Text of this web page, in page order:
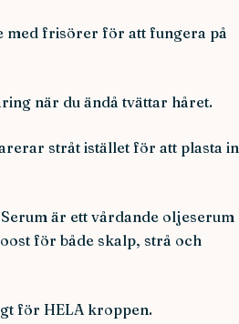
med frisörer för att fungera på
när du ändå tvättar håret.
stråt istället för att plasta in
är ett vårdande oljeserum
för både skalp, strå och
för HELA kroppen.